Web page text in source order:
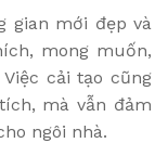
gian mới đẹp và
mong muốn,
cải tạo cũng
mà vẫn đảm
ngôi nhà.